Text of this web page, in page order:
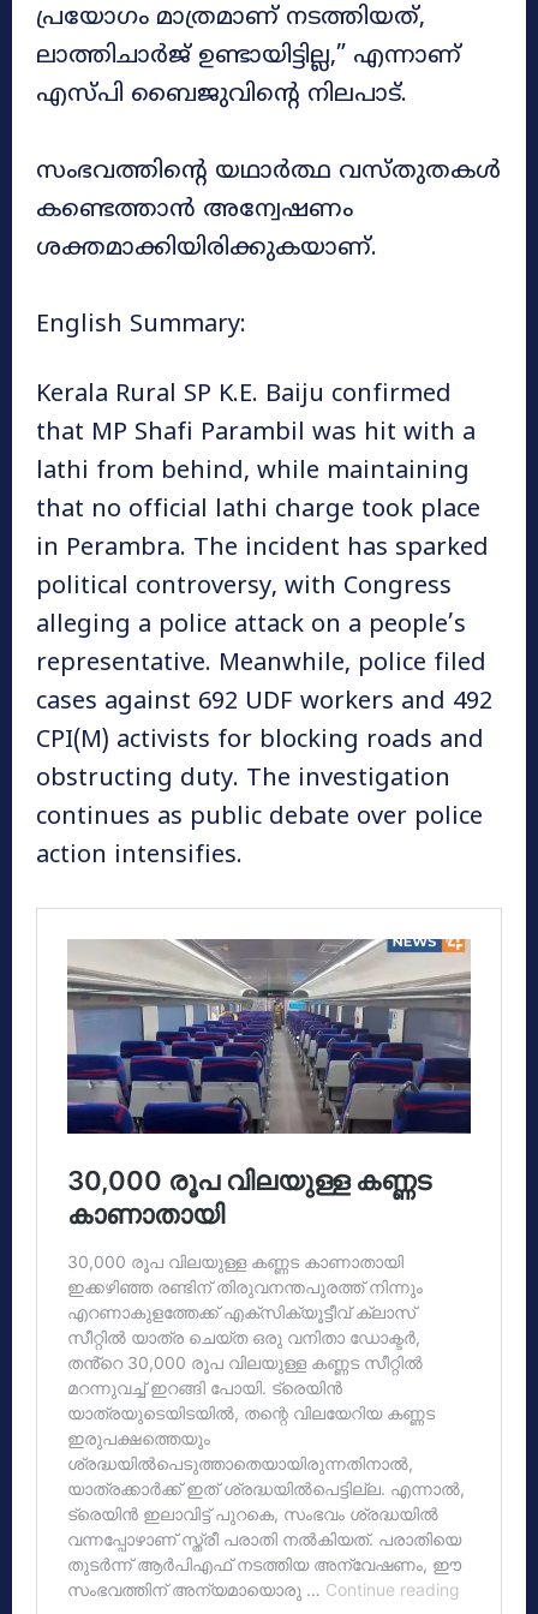
പ്രയോഗം മാത്രമാണ് നടത്തിയത്,
ലാത്തിചാർജ് ഉണ്ടായിട്ടില്ല,” എന്നാണ്
എസ്പി ബൈജുവിന്റെ നിലപാട്.
സംഭവത്തിന്റെ യഥാർത്ഥ വസ്തുതകൾ
കണ്ടെത്താൻ അന്വേഷണം
ശക്തമാക്കിയിരിക്കുകയാണ്.
English Summary:
Kerala Rural SP K.E. Baiju confirmed
that MP Shafi Parambil was hit with a
lathi from behind, while maintaining
that no official lathi charge took place
in Perambra. The incident has sparked
political controversy, with Congress
alleging a police attack on a people’s
representative. Meanwhile, police filed
cases against 692 UDF workers and 492
CPI(M) activists for blocking roads and
obstructing duty. The investigation
continues as public debate over police
action intensifies.